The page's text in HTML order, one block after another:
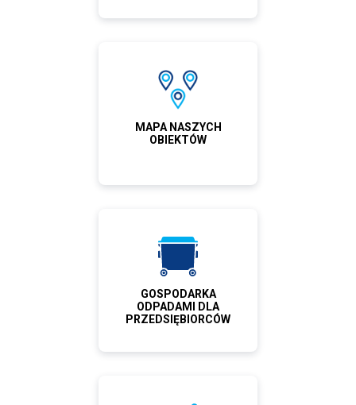
MAPA NASZYCH
OBIEKTÓW
GOSPODARKA
ODPADAMI DLA
PRZEDSIĘBIORCÓW